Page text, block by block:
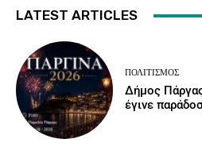
LATEST ARTICLES
ΠΟΛΙΤΙΣΜΌΣ
Δήμος
έγινε